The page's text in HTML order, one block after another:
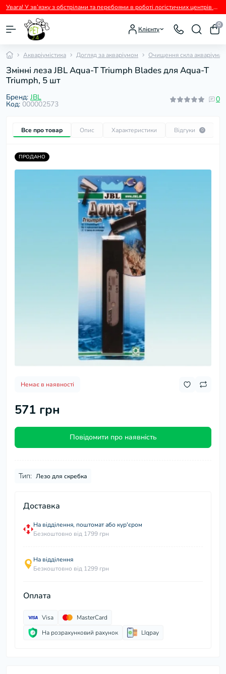
Увага! У зв’язку з обстрілами та перебоями в роботі логістичних центрів перевізників можливі тимчасові затримки з відправленням замовлень.
Клієнту
0
Акваріумістика Догляд за акваріумом Очищення скла акваріума
Змінні леза JBL Aqua-T Triumph Blades для Aqua-T
Triumph, 5 шт
Бренд: JBL
Код: 000002573
0
Все про товар Опис Характеристики Відгуки 0
ПРОДАНО
Немає в наявності
571 грн
Повідомити про наявність
Тип: Лезо для скребка
Доставка
На відділення, поштомат або кур'єром
Безкоштовно від 1799 грн
На відділення
Безкоштовно від 1299 грн
Оплата
Visa
MasterCard
На розрахунковий рахунок
LIqpay